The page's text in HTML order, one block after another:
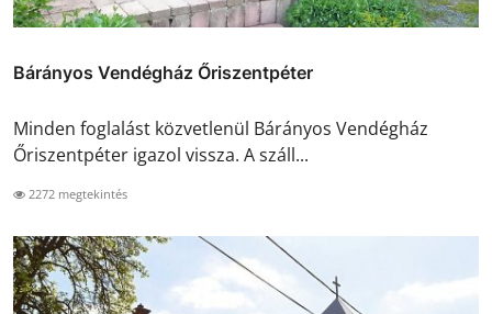
Bárányos Vendégház Őriszentpéter
Minden foglalást közvetlenül Bárányos Vendégház
Őriszentpéter igazol vissza. A száll...
2272 megtekintés